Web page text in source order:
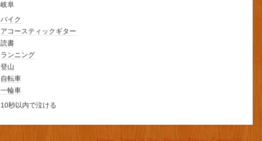
岐阜
バイク
アコースティックギター
読書
ランニング
登山
自転車
一輪車
10秒以内で泣ける